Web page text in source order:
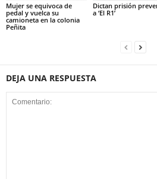
Mujer se equivoca de
pedal y vuelca su
camioneta en la colonia
Peñita
Dictan prisión
a ‘El R1’
DEJA UNA RESPUESTA